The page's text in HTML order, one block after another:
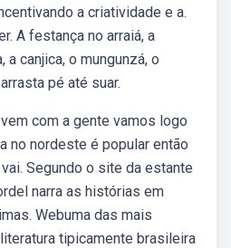
a criatividade e a.
A festança no arraiá, a
a canjica, o mungunzá, o
pé até suar.
com a gente vamos logo
no nordeste é popular então
Segundo o site da estante
narra as histórias em
Webuma das mais
tipicamente brasileira